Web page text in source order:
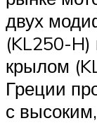
двух
(KL250-H)
крылом
Греции
с